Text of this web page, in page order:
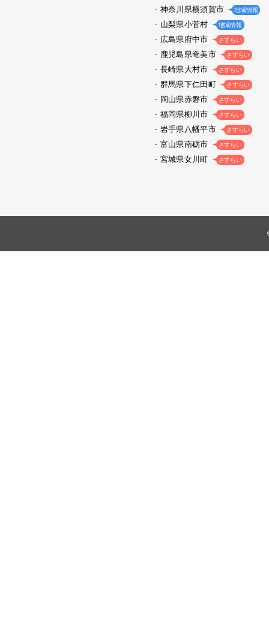
神奈川県横須賀市 地域情報
山梨県小菅村 地域情報
広島県府中市 さすらい
鹿児島県奄美市 さすらい
長崎県大村市 さすらい
群馬県下仁田町 さすらい
岡山県赤磐市 さすらい
福岡県柳川市 さすらい
岩手県八幡平市 さすらい
富山県南砺市 さすらい
宮城県女川町 さすらい